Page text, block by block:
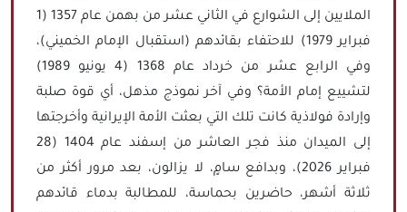
الملايين إلى الشوارع في الثاني عشر من بهمن عام 1357 (1
فبراير 1979) للاحتفاء بقائدهم (استقبال الإمام الخميني)،
وفي الرابع عشر من خرداد عام 1368 (4 يونيو 1989)
لتشييع إمام الأمة؟ وفي آخر نموذج مذهل، أي قوة صلبة
وإرادة فولاذية كانت تلك التي بعثت الأمة الإيرانية وأخرجتها
إلى الميدان منذ فجر العاشر من إسفند عام 1404 (28
فبراير 2026)، وبدافع سامٍ، لا يزالون، بعد مرور أكثر من
ثلاثة أشهر، حاضرين بحماسة، للمطالبة بدماء قائدهم